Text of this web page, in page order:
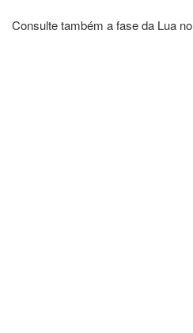
Consulte também a fase da Lua no